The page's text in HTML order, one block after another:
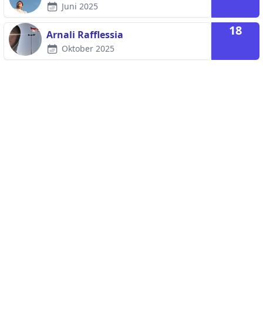
Juni 2025
Arnali Rafflessia
Oktober 2025
18